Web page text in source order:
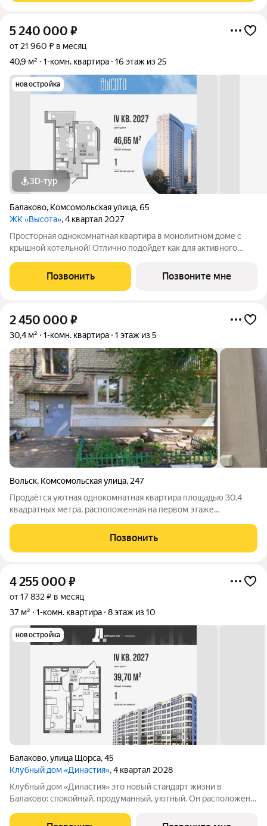
5 240 000 ₽
от 21 960 ₽ в месяц
40,9 м²
1-комн. квартира 16 этаж из 25
новостройка
3D-тур
Балаково, Комсомольская улица,65
ЖК «Высота», 4 квартал 2027
Просторная однокомнатная квартира в монолитном доме с
крышной котельной! Отлично подойдет как для активного
только начинается. Просторная гостиная 18,7 м2 позволит
грамотно зонировать зоны на
Позвонить Позвоните мне
2 450 000 ₽
30,4 м² 1-комн. квартира 1 этаж из 5
Вольск, Комсомольская улица, 247
Продаётся уютная однокомнатная квартира площадью 30.4
квадратных метра, расположенная на первом этаже
адресу: город Вольск, улица Комсомольская, дом 247.nnЭто
прекрасное предложение для тех,
Позвонить
4 255 000 ₽
от 17 832 ₽ в месяц
37 м²
1-комн. квартира 8 этаж из 10
новостройка
Балаково,улица Щорса,45
Клубный дом «Династия», 4 квартал 2028
Клубный дом «Династия» это новый стандарт жизни в
Балаково: спокойный, продуманный, уютный. Он расположен в
и Комарова. Комплекс включает один дом с десятью